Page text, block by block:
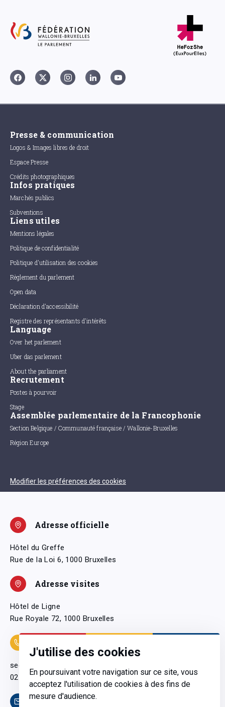
J'utilise des cookies
En poursuivant votre navigation sur ce site, vous
acceptez l'utilisation de cookies à des fins de
mesure d'audience.
Presse & communication
Logos & Images libres de droit
Espace Presse
Crédits photographiques
Infos pratiques
Marchés publics
Subventions
Liens utiles
Mentions légales
Politique de confidentialité
Politique d'utilisation des cookies
Règlement du parlement
Open data
Déclaration d'accessibilité
Registre des représentants d'intérêts
Language
Over het parlement
Uber das parlement
About the parliament
Recrutement
Postes à pourvoir
Stage
Assemblée parlementaire de la Francophonie
Section Belgique / Communauté française / Wallonie-Bruxelles
Région Europe
Modifier les préférences des cookies
Adresse officielle
Hôtel du Greffe
Rue de la Loi 6, 1000 Bruxelles
Adresse visites
Hôtel de Ligne
Rue Royale 72, 1000 Bruxelles
secretariatgeneral@pfwb.be
02 506 38 11
Contact